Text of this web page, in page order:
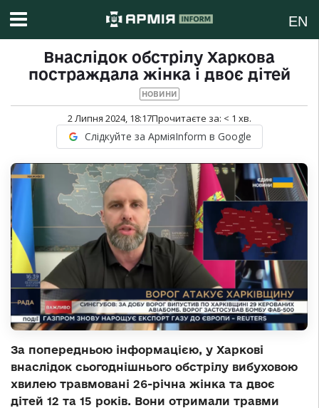
EN
Внаслідок обстрілу Харкова
постраждала жінка і двоє дітей
НОВИНИ
2 Липня 2024, 18:17Прочитаєте за: < 1 хв.
Слідкуйте за АрміяInform в Google
За попередньою інформацією, у Харкові
внаслідок сьогоднішнього обстрілу вибуховою
хвилею травмовані 26-річна жінка та двоє
дітей 12 та 15 років. Вони отримали травми